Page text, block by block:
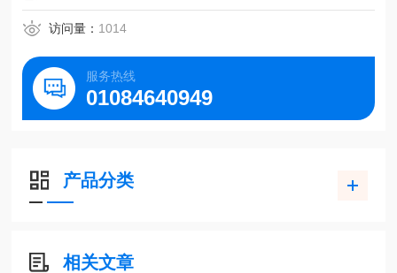
访问量： 1014
服务热线
01084640949
产品分类
相关文章